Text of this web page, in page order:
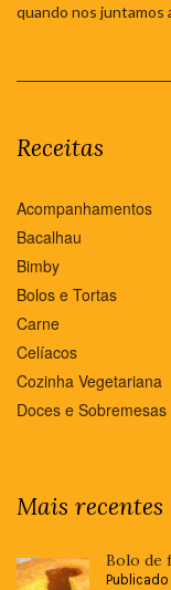
quando nos juntamos
Receitas
Acompanhamentos
Bacalhau
Bimby
Bolos e Tortas
Carne
Celíacos
Cozinha Vegetariana
Doces e Sobremesas
Mais recentes
Bolo de